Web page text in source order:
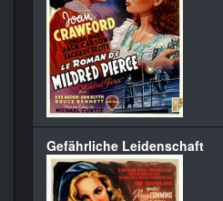
Gefährliche Leidenschaft